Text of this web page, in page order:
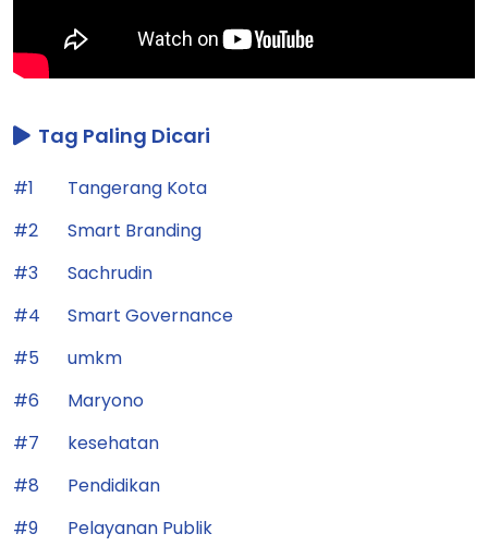
Tag Paling Dicari
#2
Smart Branding
#3
Sachrudin
#4
Smart Governance
#5
umkm
#6
Maryono
#7
kesehatan
#8
Pendidikan
#9
Pelayanan Publik
#10
Smart City